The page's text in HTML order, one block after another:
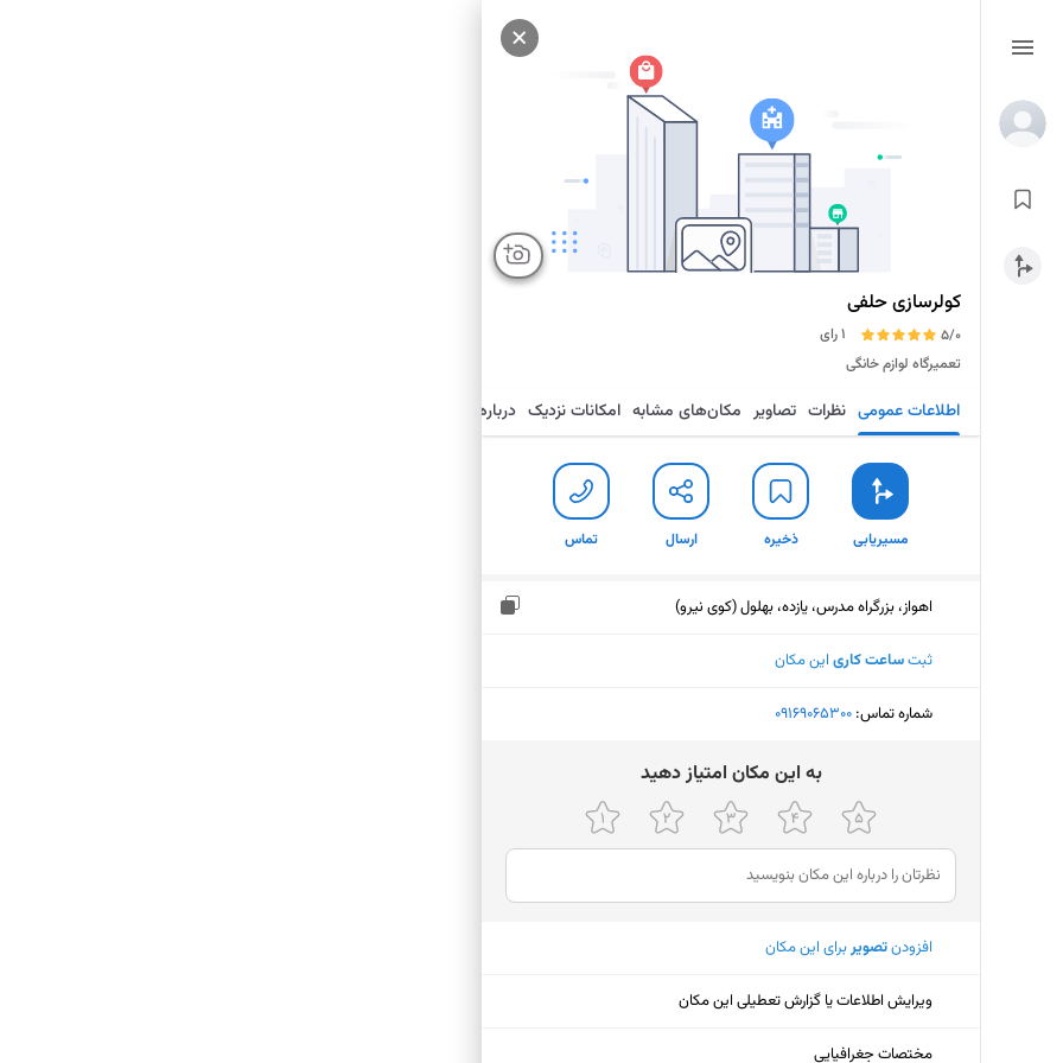
کولرسازی حلفی
5/0
1 رای
تعمیرگاه لوازم خانگی
اطلاعات عمومی نظرات تصاویر مکان‌های مشابه امکانات نزدیک درباره
مسیریابی ذخیره ارسال تماس
اهواز، بزرگراه مدرس، یازده، بهلول (کوی نیرو)
ثبتساعت کاری این مکان
شماره تماس: ‎09169065300
ﺑﻪ اﯾﻦ ﻣﮑﺎن اﻣﺘﯿﺎز دﻫﯿﺪ
افزودنتصویربرای این مکان
ویرایش اطلاعات یا گزارش تعطیلی این مکان
مختصات جغرافیایی